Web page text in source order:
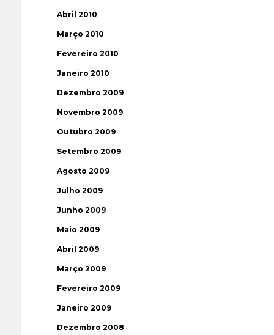
Abril 2010
Março 2010
Fevereiro 2010
Janeiro 2010
Dezembro 2009
Novembro 2009
Outubro 2009
Setembro 2009
Agosto 2009
Julho 2009
Junho 2009
Maio 2009
Abril 2009
Março 2009
Fevereiro 2009
Janeiro 2009
Dezembro 2008